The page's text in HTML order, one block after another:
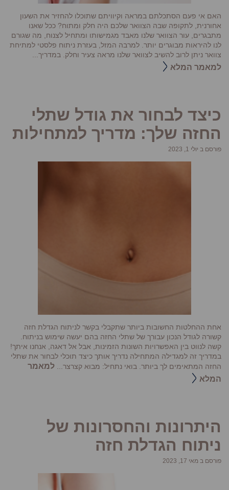
האם אי פעם הסתכלתם במראה וקיוויתם שתוכלו להחזיר את השעון
אחורנית, לתקופה שבה הצוואר שלכם היה חלק ומתוח? ככל שאנו
מתבגרים, עור הצוואר שלנו מאבד מגמישותו ומתחיל לצנוח, מה שגורם
לנו להיראות מבוגרים יותר. למרבה המזל, בעזרת ניתוח פלסטי למתיחת
צוואר ניתן לרוב להשיב לצוואר שלנו מראה צעיר וחלק. במדריך...
למאמר המלא
כיצד לבחור את גודל שתלי
החזה שלך: מדריך למתחילות
פורסם ב יולי 1, 2023
אחת ההחלטות החשובות ביותר שתקבלי בקשר לניתוח הגדלת חזה
קשורה לגודל הנכון עבורך של שתלי החזה בהם יעשה שימוש בניתוח.
קשה לנווט בין האפשרויות השונות הזמינות, אבל אל דאגה, אנחנו איתך!
במדריך זה למגדילה המתחילה נדריך אותך כיצד תוכלי לבחור את שתלי
החזה המתאימים לך ביותר. בואי נתחיל: מבוא קצרצר... למאמר
המלא
היתרונות והחסרונות של
ניתוח הגדלת חזה
פורסם ב מאי 17, 2023